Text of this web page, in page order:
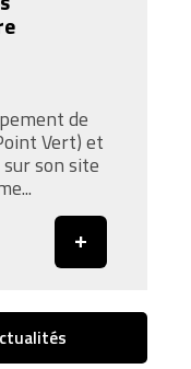
de
Vert) et
son site